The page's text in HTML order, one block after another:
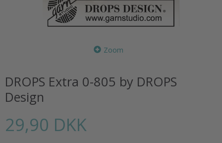
Zoom
DROPS Extra 0-805 by DROPS
Design
29,90 DKK